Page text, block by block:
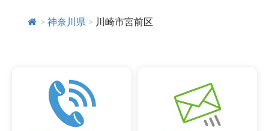
> 神奈川県 > 川崎市宮前区